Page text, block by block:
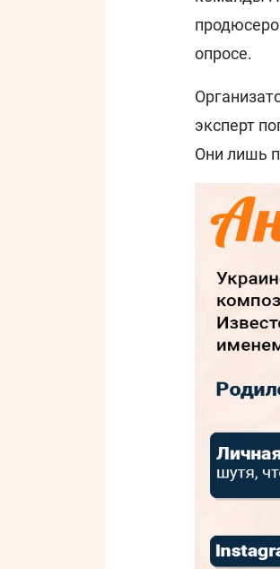
опросе.
эксперт
Они лишь